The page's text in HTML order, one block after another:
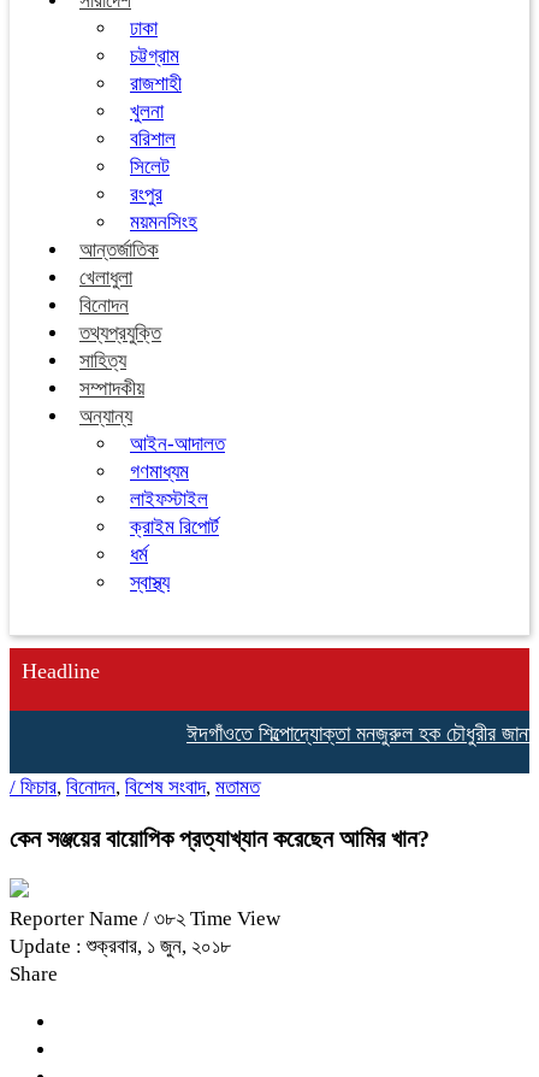
ঢাকা
চট্টগ্রাম
রাজশাহী
খুলনা
বরিশাল
সিলেট
রংপুর
ময়মনসিংহ
আন্তর্জাতিক
খেলাধুলা
বিনোদন
তথ্যপ্রযুক্তি
সাহিত্য
সম্পাদকীয়
অন্যান্য
আইন-আদালত
গণমাধ্যম
লাইফস্টাইল
ক্রাইম রিপোর্ট
ধর্ম
স্বাস্থ্য
Headline
ঈদগাঁওতে শিল্পোদ্যোক্তা মনজুরুল হক চৌধুরীর
/ ফিচার, বিনোদন, বিশেষ সংবাদ, মতামত
কেন সঞ্জয়ের বায়োপিক প্রত্যাখ্যান করেছেন আমির খান?
Reporter Name / ৩৮২ Time View
Update : শুক্রবার, ১ জুন, ২০১৮
Share